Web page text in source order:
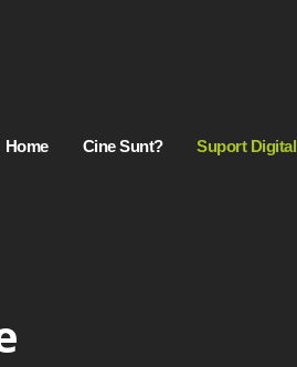
Home Cine Sunt? Suport Digital